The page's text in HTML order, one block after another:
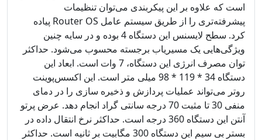
است که علاوه بر این پیکربندی می‌توان تنظیمات
پیشرفته‌تری را از طریق سیستم عامل Router OS پیاده
کرد. سطح لایسنس این دستگاه 4 بوده و در سایه چنین
ویژگی‌هایی یک مسیریاب برجسته محسوب می‌شود. حداکثر
توان مصرف انرژی این دستگاه، 7 وات است. ابعاد این
دستگاه 34 * 119 * 98 میلی متر است. این اکسس‌پوینت
روتر می‌تواند عملیات پردازش و ذخیره سازی را در دمای
منفی 30 تا مثبت 70 درجه سانتی گراد انجام دهد. عرض پرتو
آنتن این دستگاه 360 درجه است. حداکثر نرخ انتقال داده در
بستر بی سیم این دستگاه 300 مگابیت بر ثانیه است. حداکثر